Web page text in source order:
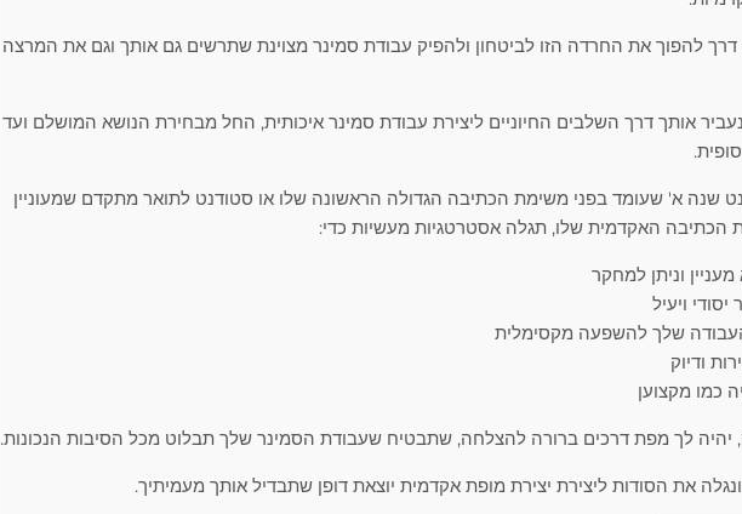
להפוך את החרדה הזו לביטחון ולהפיק עבודת סמינר מצוינת שתרשים גם אותך וגם את המרצה
אותך דרך השלבים החיוניים ליצירת עבודת סמינר איכותית, החל מבחירת הנושא המושלם ועד
שנה א' שעומד בפני משימת הכתיבה הגדולה הראשונה שלו או סטודנט לתואר מתקדם שמעוניין
הכתיבה האקדמית שלו, תגלה אסטרטגיות מעשיות כדי:
וניתן למחקר
ויעיל
שלך להשפעה מקסימלית
ודיוק
כמו מקצוען
לך מפת דרכים ברורה להצלחה, שתבטיח שעבודת הסמינר שלך תבלוט מכל הסיבות הנכונות.
את הסודות ליצירת יצירת מופת אקדמית יוצאת דופן שתבדיל אותך מעמיתיך.